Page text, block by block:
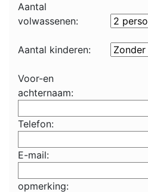
Aantal
volwassenen:
Aantal kinderen:
Voor-en
achternaam:
Telefon:
E-mail:
opmerking: